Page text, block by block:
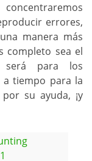
errores,
manera más
completo sea el
será para los
tiempo para la
su ayuda, ¡y